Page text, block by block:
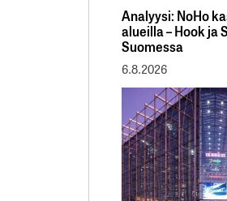
Analyysi: NoHo
alueilla – Hook ja
Suomessa
6.8.2026